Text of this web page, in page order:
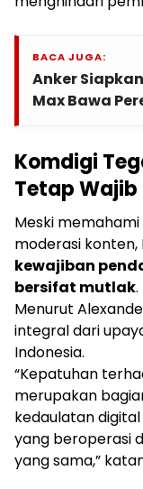
BACA JUGA:
Anker
Max Bawa
Komdigi
Tetap Wajib
Meski
moderasi
kewajiban
bersifat mutlak.
Menurut
integral dari
Indonesia.
“Kepatuhan
merupakan
kedaulatan
yang beroperasi
yang sama,”